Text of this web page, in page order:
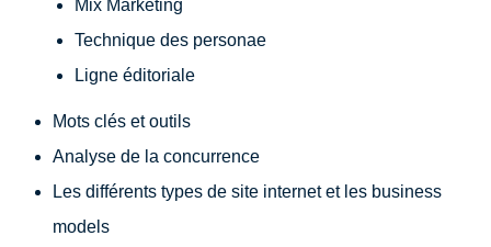
Mix Marketing
Technique des personae
Ligne éditoriale
Mots clés et outils
Analyse de la concurrence
Les différents types de site internet et les business
models